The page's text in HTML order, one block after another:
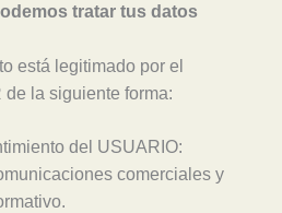
tratar tus datos
está legitimado por el
la siguiente forma:
del USUARIO:
comerciales y